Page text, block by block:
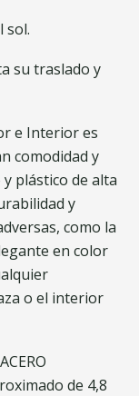
sol.
su traslado y
e Interior es
comodidad y
plástico de alta
y
como la
en color
o el interior
de 4,8